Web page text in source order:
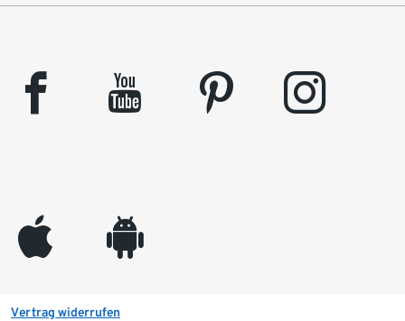
facebook youtube pinterest instagram
appleinc android
Vertrag widerrufen